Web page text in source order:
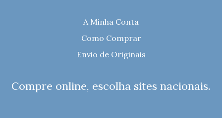
A Minha Conta
Como Comprar
Envio de Originais
Compre online, escolha sites nacionais.